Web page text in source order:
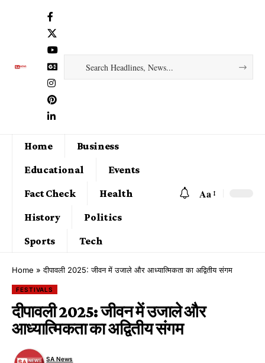
Home
Business
Educational
Events
Fact Check
Health
History
Politics
Sports
Tech
Aa
Home »दीपावली 2025: जीवन में उजाले और आध्यात्मिकता का अद्वितीय संगम
FESTIVALS
दीपावली 2025: जीवन में उजाले और
आध्यात्मिकता का अद्वितीय संगम
SA News